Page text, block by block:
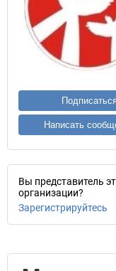
Написать
Вы представитель
организации?
Зарегистрируйтесь